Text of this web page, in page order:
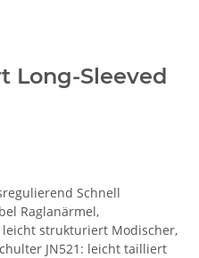
Long-Sleeved
Schnell
Raglanärmel,
strukturiert Modischer,
JN521: leicht tailliert